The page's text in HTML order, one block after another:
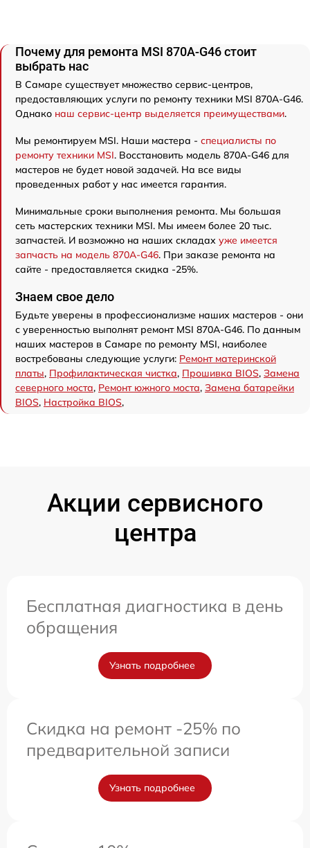
Почему для ремонта MSI 870A-G46 стоит
выбрать нас
В Самаре существует множество сервис-центров,
предоставляющих услуги по ремонту техники MSI 870A-G46.
Однако наш сервис-центр выделяется преимуществами.
Мы ремонтируем MSI. Наши мастера - специалисты по
ремонту техники MSI. Восстановить модель 870A-G46 для
мастеров не будет новой задачей. На все виды
проведенных работ у нас имеется гарантия.
Минимальные сроки выполнения ремонта. Мы большая
сеть мастерских техники MSI. Мы имеем более 20 тыс.
запчастей. И возможно на наших складах уже имеется
запчасть на модель 870A-G46. При заказе ремонта на
сайте - предоставляется скидка -25%.
Знаем свое дело
Будьте уверены в профессионализме наших мастеров - они
с уверенностью выполнят ремонт MSI 870A-G46. По данным
наших мастеров в Самаре по ремонту MSI, наиболее
востребованы следующие услуги: Ремонт материнской
платы, Профилактическая чистка, Прошивка BIOS, Замена
северного моста, Ремонт южного моста, Замена батарейки
BIOS, Настройка BIOS,
Акции сервисного
центра
Бесплатная диагностика в день
обращения
Узнать подробнее
Скидка на ремонт -25% по
предварительной записи
Узнать подробнее